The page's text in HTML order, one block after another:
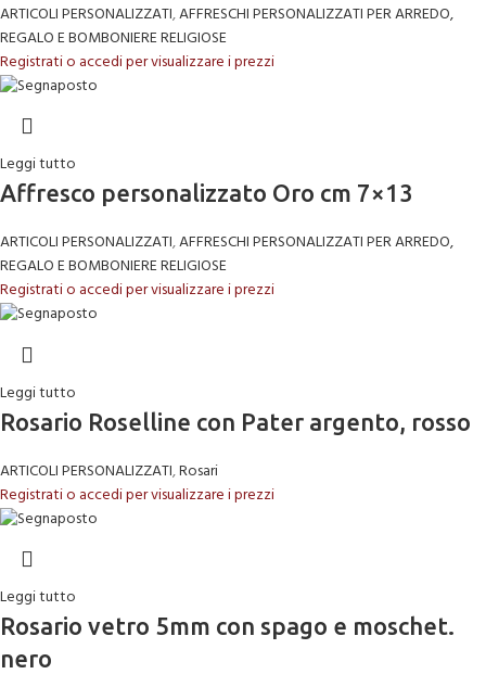
ARTICOLI PERSONALIZZATI,AFFRESCHI PERSONALIZZATI PER ARREDO,
REGALO E BOMBONIERE RELIGIOSE
Registrati o accedi per visualizzare i prezzi
Leggi tutto
Affresco personalizzato Oro cm 7×13
ARTICOLI PERSONALIZZATI,AFFRESCHI PERSONALIZZATI PER ARREDO,
REGALO E BOMBONIERE RELIGIOSE
Registrati o accedi per visualizzare i prezzi
Leggi tutto
Rosario Roselline con Pater argento, rosso
ARTICOLI PERSONALIZZATI,Rosari
Registrati o accedi per visualizzare i prezzi
Leggi tutto
Rosario vetro 5mm con spago e moschet.
nero